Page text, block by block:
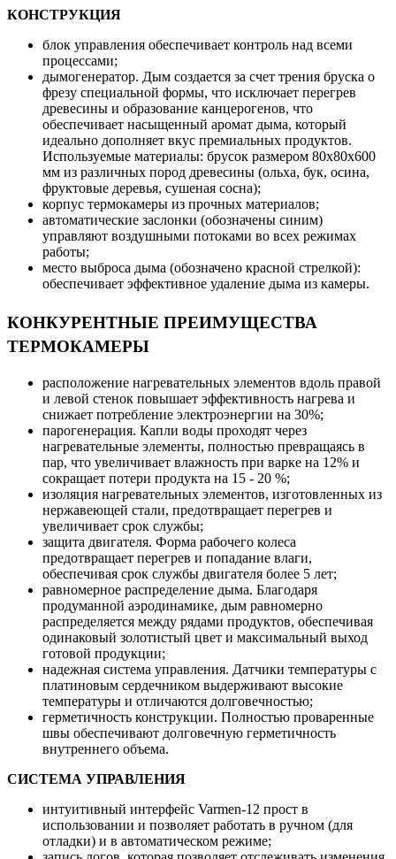
КОНСТРУКЦИЯ
блок управления обеспечивает контроль над всеми
процессами;
дымогенератор. Дым создается за счет трения бруска о
фрезу специальной формы, что исключает перегрев
древесины и образование канцерогенов, что
обеспечивает насыщенный аромат дыма, который
идеально дополняет вкус премиальных продуктов.
Используемые материалы: брусок размером 80х80х600
мм из различных пород древесины (ольха, бук, осина,
фруктовые деревья, сушеная сосна);
корпус термокамеры из прочных материалов;
автоматические заслонки (обозначены синим)
управляют воздушными потоками во всех режимах
работы;
место выброса дыма (обозначено красной стрелкой):
обеспечивает эффективное удаление дыма из камеры.
КОНКУРЕНТНЫЕ ПРЕИМУЩЕСТВА
ТЕРМОКАМЕРЫ
расположение нагревательных элементов вдоль правой
и левой стенок повышает эффективность нагрева и
снижает потребление электроэнергии на 30%;
парогенерация. Капли воды проходят через
нагревательные элементы, полностью превращаясь в
пар, что увеличивает влажность при варке на 12% и
сокращает потери продукта на 15 - 20 %;
изоляция нагревательных элементов, изготовленных из
нержавеющей стали, предотвращает перегрев и
увеличивает срок службы;
защита двигателя. Форма рабочего колеса
предотвращает перегрев и попадание влаги,
обеспечивая срок службы двигателя более 5 лет;
равномерное распределение дыма. Благодаря
продуманной аэродинамике, дым равномерно
распределяется между рядами продуктов, обеспечивая
одинаковый золотистый цвет и максимальный выход
готовой продукции;
надежная система управления. Датчики температуры с
платиновым сердечником выдерживают высокие
температуры и отличаются долговечностью;
герметичность конструкции. Полностью проваренные
швы обеспечивают долговечную герметичность
внутреннего объема.
СИСТЕМА УПРАВЛЕНИЯ
интуитивный интерфейс Varmen-12 прост в
использовании и позволяет работать в ручном (для
отладки) и в автоматическом режиме;